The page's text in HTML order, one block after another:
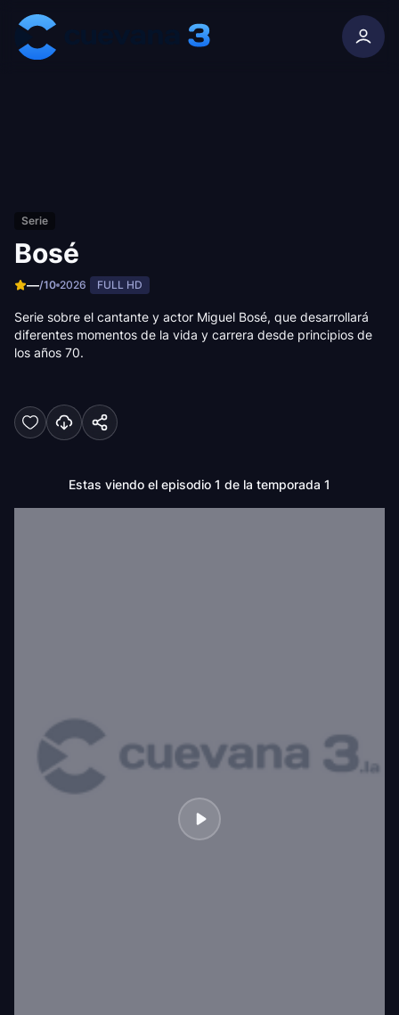
Serie
Bosé
—/10 2026 FULL HD
Serie sobre el cantante y actor Miguel Bosé, que desarrollará
diferentes momentos de la vida y carrera desde principios de
los años 70.
Estas viendo el episodio 1 de la temporada 1